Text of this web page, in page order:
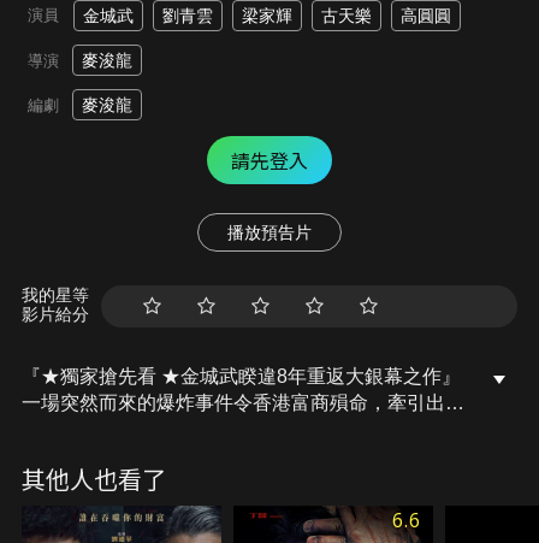
演員 金城武 劉青雲 梁家輝 古天樂 高圓圓
導演 麥浚龍
編劇 麥浚龍
請先登入
播放預告片
我的星等
影片給分
『★獨家搶先看 ★金城武睽違8年重返大銀幕之作』
一場突然而來的爆炸事件令香港富商殞命，牽引出販
的世界」，比想像中更可怕、更混亂，結局誰來撥亂
其他人也看了
6.6